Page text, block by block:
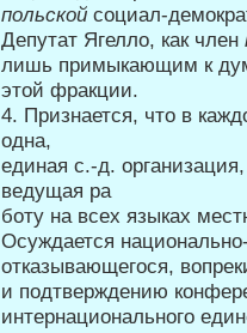
польской социал-
Депутат Ягелло, как член
лишь примыкающим к
этой фракции.
4. Признается, что в
одна,
единая с.-д.
ведущая ра­
боту на всех языках
Осуждается
отказывающегося,
и подтверждению
интернационального